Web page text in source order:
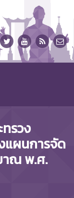
รวง
แผนการจัด
าณ พ.ศ.